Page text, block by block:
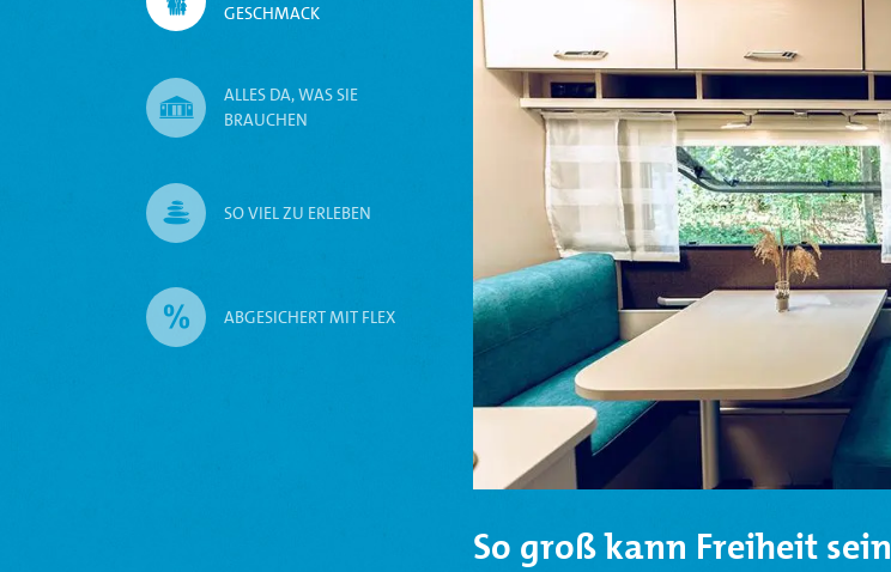
GESCHMACK
ALLES DA, WAS SIE
BRAUCHEN
SO VIEL ZU ERLEBEN
ABGESICHERT MIT FLEX
So groß kann Freiheit sein